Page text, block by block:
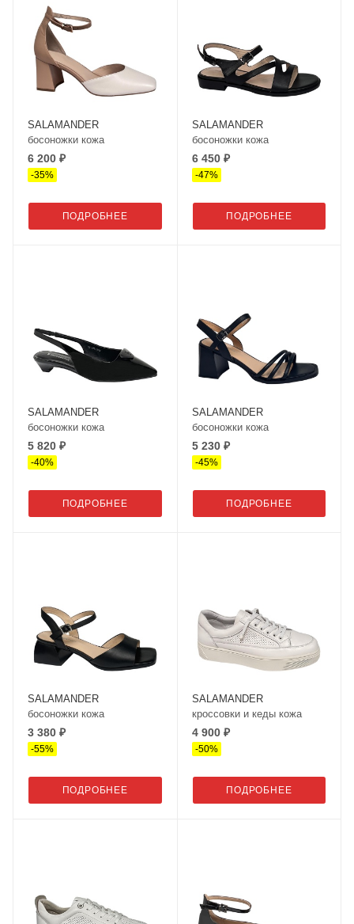
SALAMANDER
босоножки кожа
6 200 ₽
-35%
ПОДРОБНЕЕ
SALAMANDER
босоножки кожа
6 450 ₽
-47%
ПОДРОБНЕЕ
SALAMANDER
босоножки кожа
5 820 ₽
-40%
ПОДРОБНЕЕ
SALAMANDER
босоножки кожа
5 230 ₽
-45%
ПОДРОБНЕЕ
SALAMANDER
босоножки кожа
3 380 ₽
-55%
ПОДРОБНЕЕ
SALAMANDER
кроссовки и кеды кожа
4 900 ₽
-50%
ПОДРОБНЕЕ